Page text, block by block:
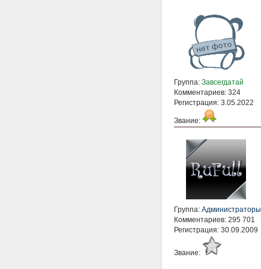
Группа: Завсегдатай
Комментариев: 324
Регистрация: 3.05.2022
Звание:
Группа: Администраторы
Комментариев: 295 701
Регистрация: 30.09.2009
Звание: